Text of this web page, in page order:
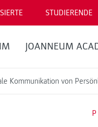
STUDIERENDE
JOANNEUM
Kommunikation von